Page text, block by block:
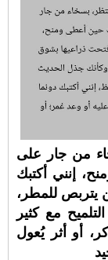
من جار على
إنني أكتبك
يتربص للمطر،
مع كثير
أو أثر يُعول